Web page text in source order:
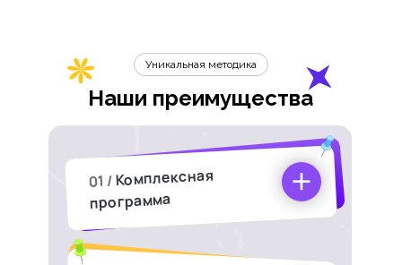
Наши преимущества
Уникальная методика
01 /Комплексная
программа